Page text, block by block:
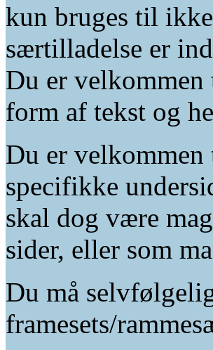
kun bruges til
særtilladelse er
Du er
form af tekst og
Du er
specifikke
skal dog være
sider, eller som
Du må
framesets/